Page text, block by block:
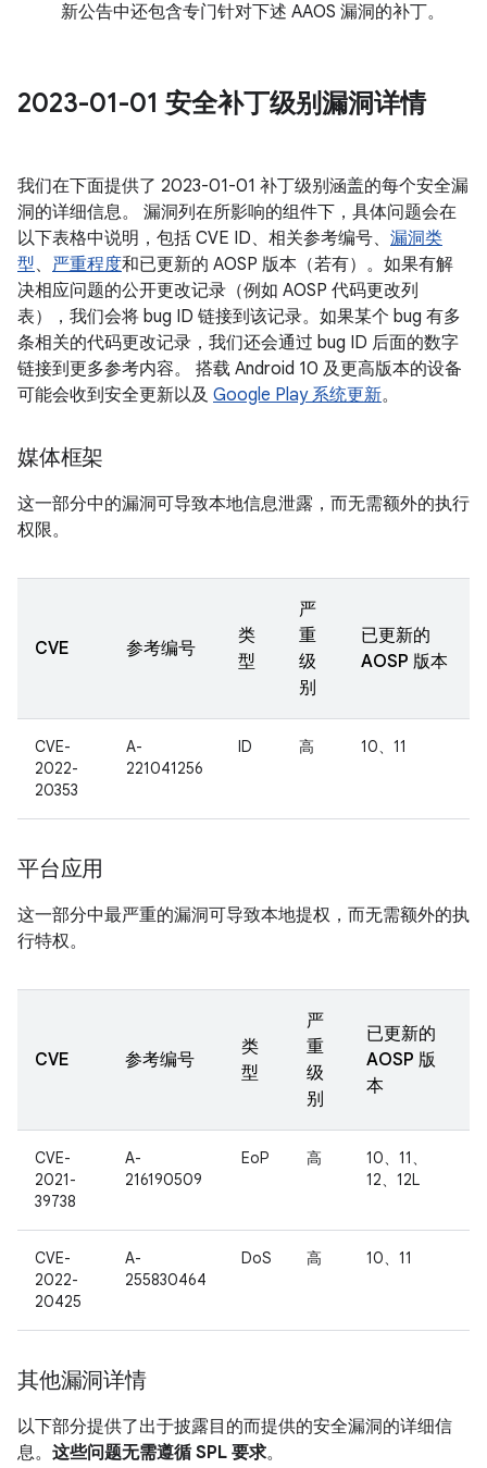
新公告中还包含专门针对下述 AAOS 漏洞的补丁。
2023-01-01 安全补丁级别漏洞详情
我们在下面提供了 2023-01-01 补丁级别涵盖的每个安全漏
洞的详细信息。 漏洞列在所影响的组件下，具体问题会在
以下表格中说明，包括 CVE ID、相关参考编号、 漏洞类
型、 严重程度和已更新的 AOSP 版本（若有）。如果有解
决相应问题的公开更改记录（例如 AOSP 代码更改列
表），我们会将 bug ID 链接到该记录。如果某个 bug 有多
条相关的代码更改记录，我们还会通过 bug ID 后面的数字
链接到更多参考内容。 搭载 Android 10 及更高版本的设备
可能会收到安全更新以及 Google Play 系统更新。
媒体框架
这一部分中的漏洞可导致本地信息泄露，而无需额外的执行
权限。
CVE 参考编号
类
型
严
重
级
别
已更新的
AOSP 版本
CVE-
2022-
20353
A-
221041256
ID 高 10、11
平台应用
这一部分中最严重的漏洞可导致本地提权，而无需额外的执
行特权。
CVE 参考编号
类
型
严
重
级
别
已更新的
AOSP 版
本
CVE-
2021-
39738
A-
216190509
EoP 高
10、11、
12、12L
CVE-
2022-
20425
A-
255830464
DoS 高 10、11
其他漏洞详情
以下部分提供了出于披露目的而提供的安全漏洞的详细信
息。 这些问题无需遵循 SPL 要求。